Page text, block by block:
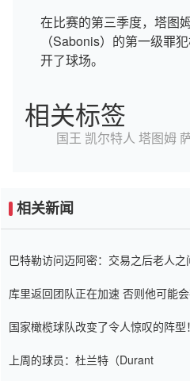
在比赛的第三季度，塔图
（Sabonis）的第一级罪
开了球场。
相关标签
国王 凯尔特人 塔图姆
相关新闻
巴特勒访问迈阿密：交易之后老人之
库里返回团队正在加速 否则他可能
国家橄榄球队改变了令人惊叹的阵型
上周的球员：杜兰特（Durant